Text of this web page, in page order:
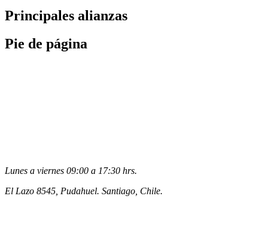
Principales alianzas
Pie de página
Lunes a viernes 09:00 a 17:30 hrs.
El Lazo 8545, Pudahuel. Santiago, Chile.